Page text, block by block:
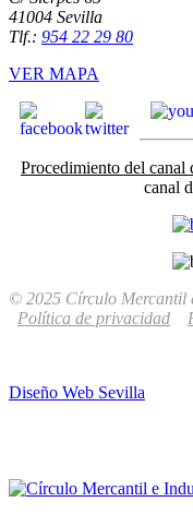
41004 Sevilla
Tlf.: 954 22 29 80
VER MAPA
Procedimiento del canal
canal
© 2025 Círculo Mercantil
Política de privacidad
Diseño Web Sevilla